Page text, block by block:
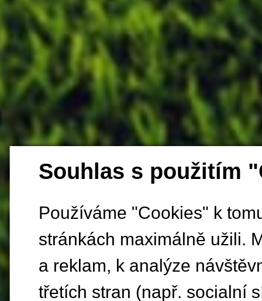
Souhlas s použitím
Používáme "Cookies" k
stránkách maximálně užili.
a reklam, k analýze
třetích stran (např. socialní